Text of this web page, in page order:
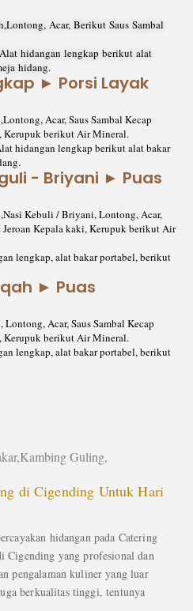
Acar, Berikut Saus Sambal
hidangan lengkap berikut alat
hidang.
► Porsi Layak
Acar, Saus Sambal Kecap
Kerupuk berikut Air Mineral.
hidangan lengkap berikut alat bakar
- Briyani ► Puas
Kebuli / Briyani, Lontong, Acar,
Kepala kaki, Kerupuk berikut Air
lengkap, alat bakar portabel, berikut
► Puas
Acar, Saus Sambal Kecap
Kerupuk berikut Air Mineral.
lengkap, alat bakar portabel, berikut
di Cigending Untuk Hari
hidangan pada Catering
yang profesional dan
pengalaman kuliner yang luar
berkualitas tinggi, tentunya